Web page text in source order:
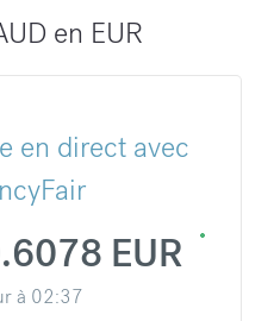
en EUR
en direct avec
EUR
à 02:37